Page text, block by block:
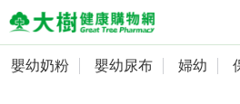
嬰幼奶粉
會員資料及密碼修改
嬰幼奶粉 嬰幼尿布 婦幼